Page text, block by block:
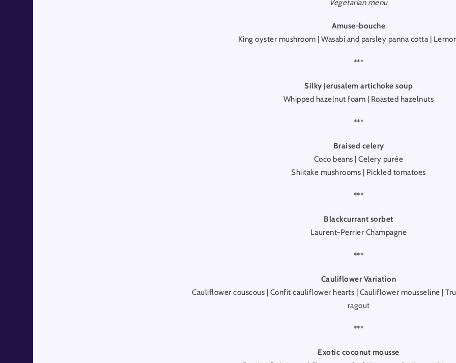
Vegetarian menu
Amuse-bouche
King oyster mushroom | Wasabi and parsley panna cotta |
***
Silky Jerusalem artichoke soup
Whipped hazelnut foam | Roasted hazelnuts
***
Braised celery
Coco beans | Celery purée
Shiitake mushrooms | Pickled tomatoes
***
Blackcurrant sorbet
Laurent-Perrier Champagne
***
Cauliflower Variation
Cauliflower couscous | Confit cauliflower hearts | Cauliflower mousseline |
ragout
***
Exotic coconut mousse